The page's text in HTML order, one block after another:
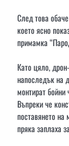
След това
което ясно
примамка
Като цяло,
напоследък на
монтират бойни
Въпреки че
поставянето на
пряка заплаха